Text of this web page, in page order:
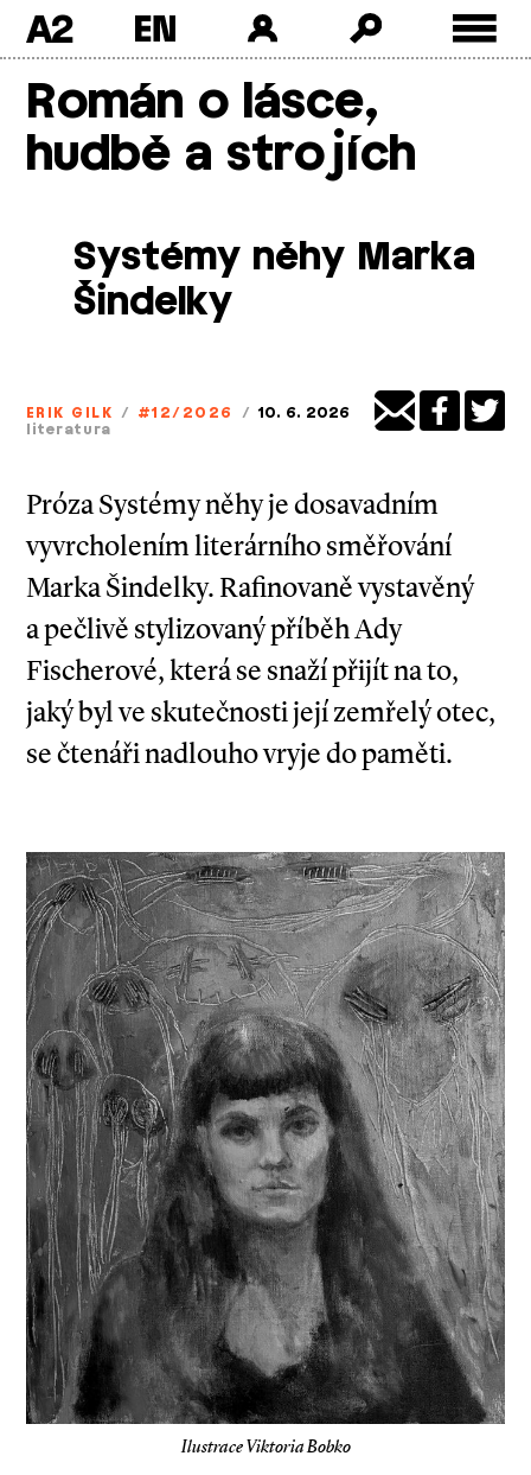
A2
Román o lásce,
hudbě a strojích
Systémy něhy Marka
Šindelky
ERIK GILK / #12/2026 / 10. 6. 2026
literatura
Próza Systémy něhy je dosavadním
vyvrcholením literárního směřování
Marka Šindelky. Rafinovaně vystavěný
a pečlivě stylizovaný příběh Ady
Fischerové, která se snaží přijít na to,
jaký byl ve skutečnosti její zemřelý otec,
se čtenáři nadlouho vryje do paměti.
Ilustrace Viktoria Bobko